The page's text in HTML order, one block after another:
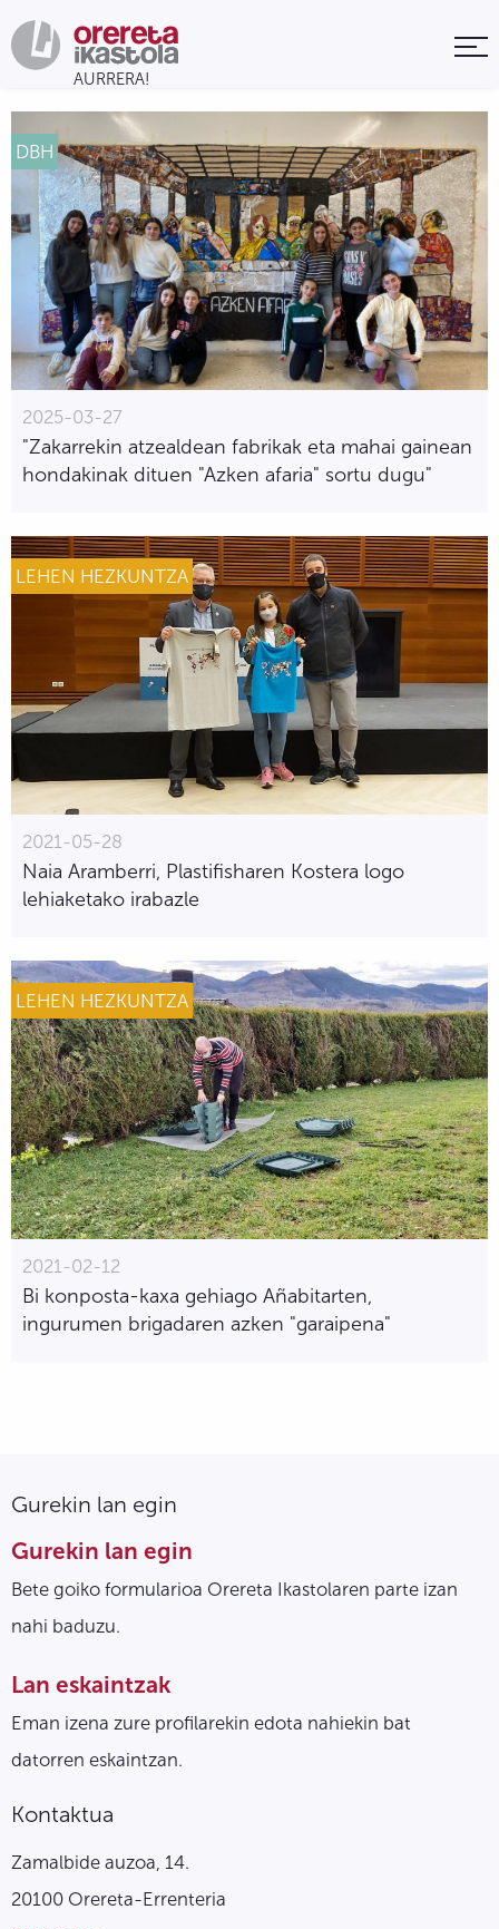
DBH
2025-03-27
"Zakarrekin atzealdean fabrikak eta mahai gainean
hondakinak dituen "Azken afaria" sortu dugu"
LEHEN HEZKUNTZA
2021-05-28
Naia Aramberri, Plastifisharen Kostera logo
lehiaketako irabazle
LEHEN HEZKUNTZA
2021-02-12
Bi konposta-kaxa gehiago Añabitarten,
ingurumen brigadaren azken "garaipena"
Gurekin lan egin
Gurekin lan egin
Bete goiko formularioa Orereta Ikastolaren parte izan
nahi baduzu.
Lan eskaintzak
Eman izena zure profilarekin edota nahiekin bat
datorren eskaintzan.
Kontaktua
Zamalbide auzoa, 14.
20100 Orereta-Errenteria